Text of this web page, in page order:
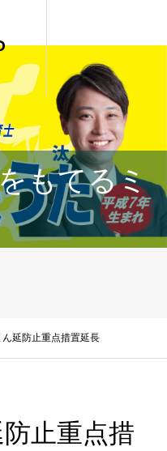
もてるミ
延防止重点措置延長
止重点措